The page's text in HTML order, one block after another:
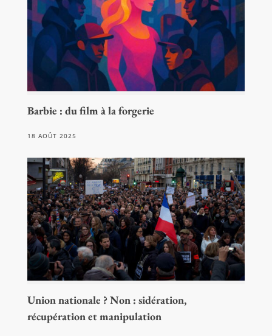
Barbie : du film à la forgerie
18 AOÛT 2025
Union nationale ? Non : sidération,
récupération et manipulation